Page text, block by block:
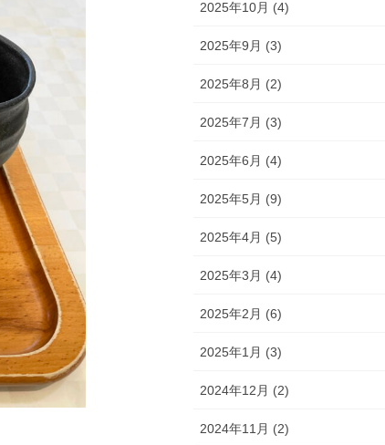
2025年10月 (4)
2025年9月 (3)
2025年8月 (2)
2025年7月 (3)
2025年6月 (4)
2025年5月 (9)
2025年4月 (5)
2025年3月 (4)
2025年2月 (6)
2025年1月 (3)
2024年12月 (2)
2024年11月 (2)